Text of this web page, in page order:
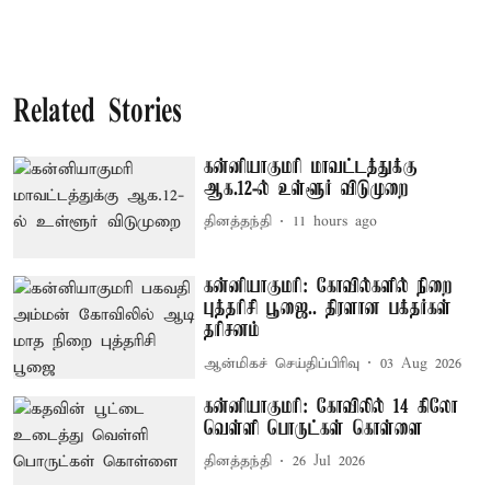
Related Stories
கன்னியாகுமரி மாவட்டத்துக்கு
ஆக.12-ல் உள்ளூர் விடுமுறை
தினத்தந்தி 11 hours ago
கன்னியாகுமரி: கோவில்களில் நிறை
புத்தரிசி பூஜை.. திரளான பக்தர்கள்
தரிசனம்
ஆன்மிகச் செய்திப்பிரிவு 03 Aug 2026
கன்னியாகுமரி: கோவிலில் 14 கிலோ
வெள்ளி பொருட்கள் கொள்ளை
தினத்தந்தி 26 Jul 2026